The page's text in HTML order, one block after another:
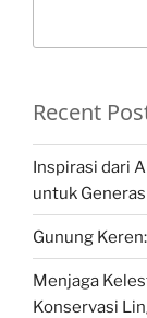
Recent
Inspirasi dari
untuk
Gunung
Menjaga
Konservasi